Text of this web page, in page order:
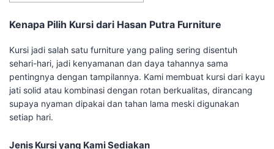
Kenapa Pilih Kursi dari Hasan Putra Furniture
Kursi jadi salah satu furniture yang paling sering disentuh
sehari-hari, jadi kenyamanan dan daya tahannya sama
pentingnya dengan tampilannya. Kami membuat kursi dari kayu
jati solid atau kombinasi dengan rotan berkualitas, dirancang
supaya nyaman dipakai dan tahan lama meski digunakan
setiap hari.
Jenis Kursi yang Kami Sediakan